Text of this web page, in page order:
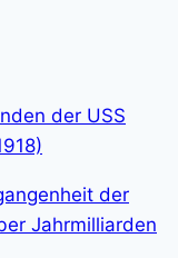
der USS
der
Jahrmilliarden